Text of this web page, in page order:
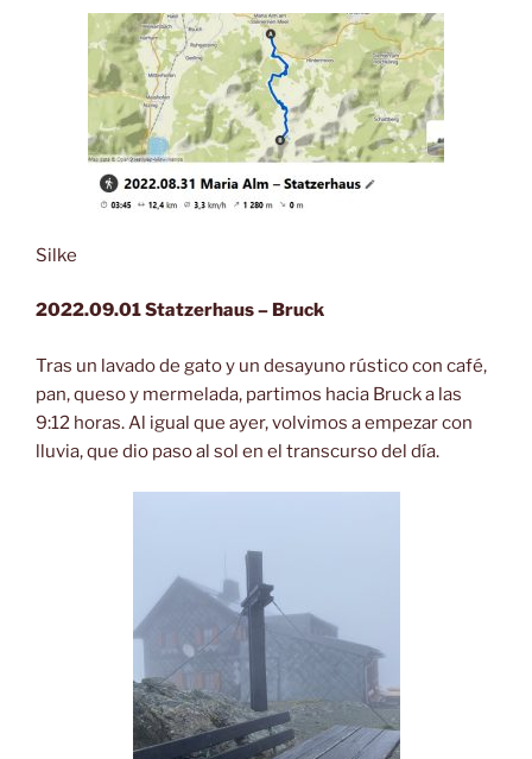
Silke
2022.09.01 Statzerhaus – Bruck
Tras un lavado de gato y un desayuno rústico con café,
pan, queso y mermelada, partimos hacia Bruck a las
9:12 horas. Al igual que ayer, volvimos a empezar con
lluvia, que dio paso al sol en el transcurso del día.